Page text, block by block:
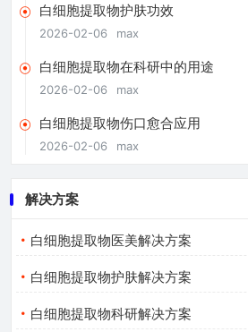
白细胞提取物护肤功效
2026-02-06 max
白细胞提取物在科研中的用途
2026-02-06 max
白细胞提取物伤口愈合应用
2026-02-06 max
解决方案
白细胞提取物医美解决方案
白细胞提取物护肤解决方案
白细胞提取物科研解决方案